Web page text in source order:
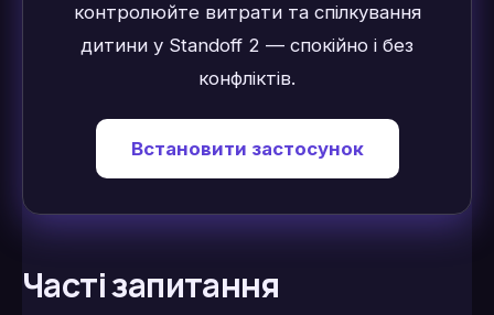
контролюйте витрати та спілкування
дитини у Standoff 2 — спокійно і без
конфліктів.
Встановити застосунок
Часті запитання